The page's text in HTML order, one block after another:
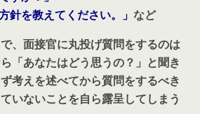
針を教えてください。」 など
、面接官に丸投げ質問をするのは
「あなたはどう思うの？」と聞き
考えを述べてから質問をするべき
いないことを自ら露呈してしまう